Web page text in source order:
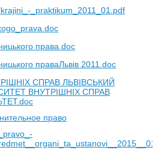
_praktikum_2011_01.pdf
права.doc
праваЛьвів 2011.doc
СПРАВ ЛЬВІВСЬКИЙ
ВНУТРІШНІХ СПРАВ
право